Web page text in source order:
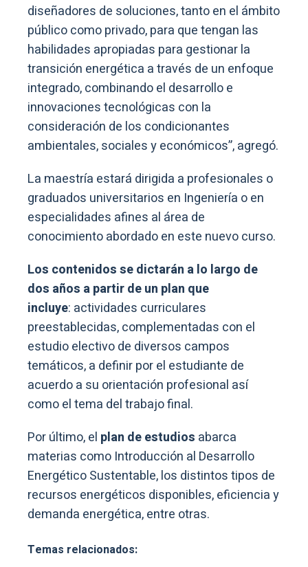
diseñadores de soluciones, tanto en el ámbito
público como privado, para que tengan las
habilidades apropiadas para gestionar la
transición energética a través de un enfoque
integrado, combinando el desarrollo e
innovaciones tecnológicas con la
consideración de los condicionantes
ambientales, sociales y económicos”, agregó.
La maestría estará dirigida a profesionales o
graduados universitarios en Ingeniería o en
especialidades afines al área de
conocimiento abordado en este nuevo curso.
Los contenidos se dictarán a lo largo de
dos años a partir de un plan que
incluye: actividades curriculares
preestablecidas, complementadas con el
estudio electivo de diversos campos
temáticos, a definir por el estudiante de
acuerdo a su orientación profesional así
como el tema del trabajo final.
Por último, el plan de estudios abarca
materias como Introducción al Desarrollo
Energético Sustentable, los distintos tipos de
recursos energéticos disponibles, eficiencia y
demanda energética, entre otras.
Temas relacionados: